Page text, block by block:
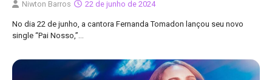
Niwton Barros 22 de junho de 2024
No dia 22 de junho, a cantora Fernanda Tomadon lançou seu novo
single “Pai Nosso,”…